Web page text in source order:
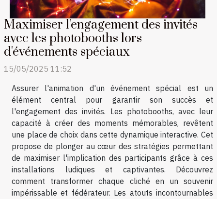
Maximiser l'engagement des invités
avec les photobooths lors
d'événements spéciaux
15/05/2025 11:52
Assurer l'animation d'un événement spécial est un
élément central pour garantir son succès et
l'engagement des invités. Les photobooths, avec leur
capacité à créer des moments mémorables, revêtent
une place de choix dans cette dynamique interactive. Cet
propose de plonger au cœur des stratégies permettant
de maximiser l'implication des participants grâce à ces
installations ludiques et captivantes. Découvrez
comment transformer chaque cliché en un souvenir
impérissable et fédérateur. Les atouts incontournables